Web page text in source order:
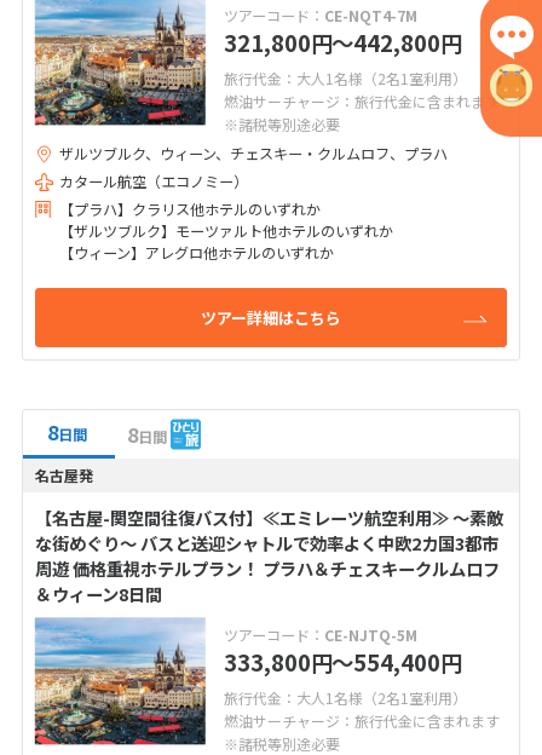
ツアーコード： CE-NQT4-7M
321,800円〜442,800円
旅行代金：大人1名様（2名1室利用）
燃油サーチャージ：旅行代金に含まれます
※諸税等別途必要
ザルツブルク、ウィーン、チェスキー・クルムロフ、プラハ
カタール航空（エコノミー）
【プラハ】クラリス他ホテルのいずれか
【ザルツブルク】モーツァルト他ホテルのいずれか
【ウィーン】アレグロ他ホテルのいずれか
ツアー詳細はこちら
8日間 8日間
名古屋発
【名古屋-関空間往復バス付】≪エミレーツ航空利用≫ ～素敵
な街めぐり～ バスと送迎シャトルで効率よく中欧2カ国3都市
周遊 価格重視ホテルプラン！ プラハ＆チェスキークルムロフ
＆ウィーン8日間
ツアーコード： CE-NJTQ-5M
333,800円〜554,400円
旅行代金：大人1名様（2名1室利用）
燃油サーチャージ：旅行代金に含まれます
※諸税等別途必要